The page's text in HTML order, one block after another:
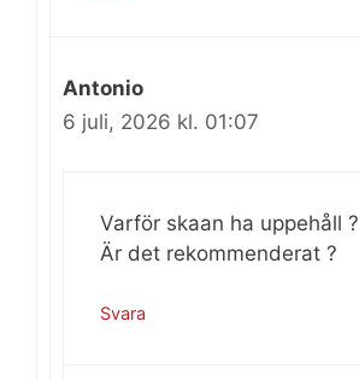
Antonio
6 juli, 2026 kl. 01:07
Varför skaan ha uppehåll ?
Är det rekommenderat ?
Svara